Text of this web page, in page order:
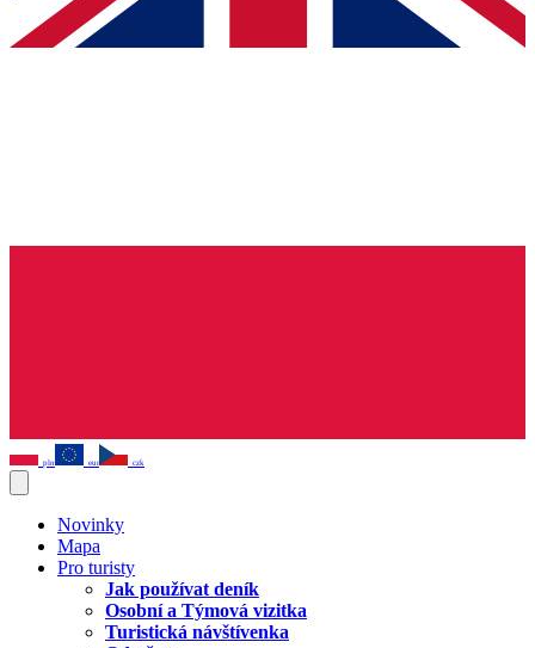
pln eur czk
Novinky
Mapa
Pro turisty
Jak používat deník
Osobní a Týmová vizitka
Turistická návštívenka